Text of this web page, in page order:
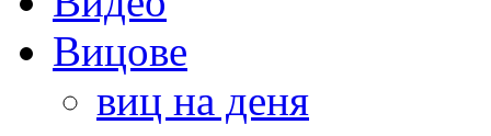
Вицове
виц на деня